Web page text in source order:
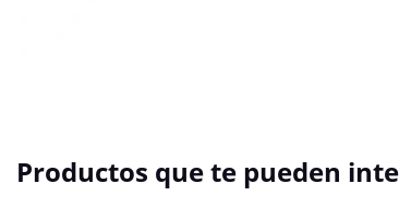
Productos que te pueden